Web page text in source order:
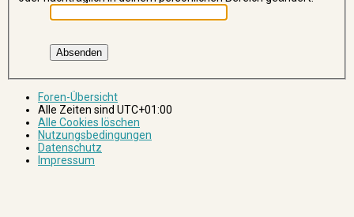
Foren-Übersicht
Alle Zeiten sind UTC+01:00
Alle Cookies löschen
Nutzungsbedingungen
Datenschutz
Impressum